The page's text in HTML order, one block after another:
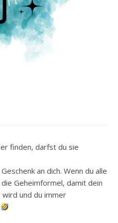
finden, darfst du sie
an dich. Wenn du alle
Geheimformel, damit dein
und du immer